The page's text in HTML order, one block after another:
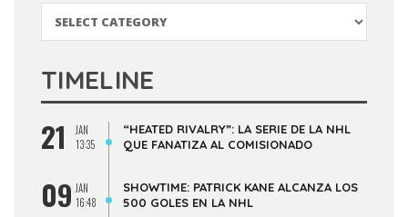
TIMELINE
21
JAN
13:35
“HEATED RIVALRY”: LA SERIE DE LA NHL
QUE FANATIZA AL COMISIONADO
09 JAN
16:48
SHOWTIME: PATRICK KANE ALCANZA LOS
500 GOLES EN LA NHL